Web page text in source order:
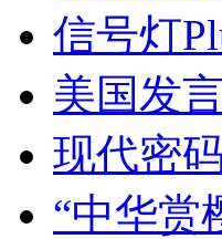
信号灯
美国发
现代密
“中华赏